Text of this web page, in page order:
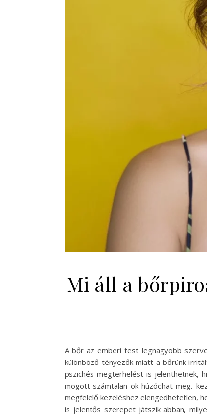
Mi áll a
A bőr az emberi test legnagyobb
különböző tényezők miatt a bőrünk
pszichés megterhelést is jelenthetnek,
mögött számtalan ok húzódhat meg,
megfelelő kezeléshez elengedhetetlen,
is jelentős szerepet játszik abban,